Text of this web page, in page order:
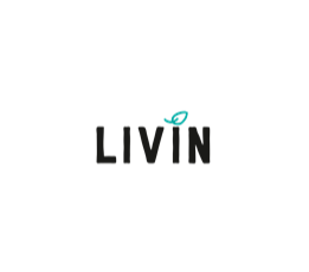
Atsakome darbo dienomis
8-17 val.